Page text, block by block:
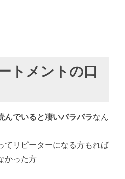
トメントの口
んでいると凄いバラバラなん
てリピーターになる方もれば
かった方